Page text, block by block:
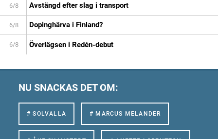
6/8 Avstängd efter slag i transport
6/8 Dopinghärva i Finland?
6/8 Överlägsen i Redén-debut
NU SNACKAS DET OM:
# SOLVALLA # MARCUS MELANDER